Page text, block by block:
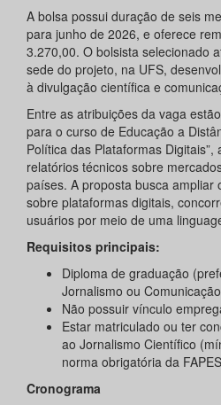
A bolsa possui duração de seis
para junho de 2026, e oferece
3.270,00. O bolsista selecionado
sede do projeto, na UFS,
à divulgação científica e
Entre as atribuições da vaga
para o curso de Educação a
Política das Plataformas
relatórios técnicos sobre
países. A proposta busca ampliar
sobre plataformas digitais,
usuários por meio de uma
Requisitos principais:
Diploma de graduação
Jornalismo ou
Não possuir vínculo
Estar matriculado ou ter
ao Jornalismo Científico
norma obrigatória da
Cronograma